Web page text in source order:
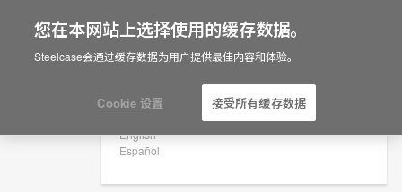
Are you in United States?
English
Español
规划创意
展示过滤器
您在本网站上选择使用的缓存数据。
Steelcase会通过缓存数据为用户提供最佳内容和体验。
Cookie 设置 接受所有缓存数据